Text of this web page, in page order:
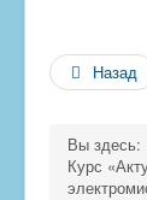
Назад
Вы здесь:
Курс